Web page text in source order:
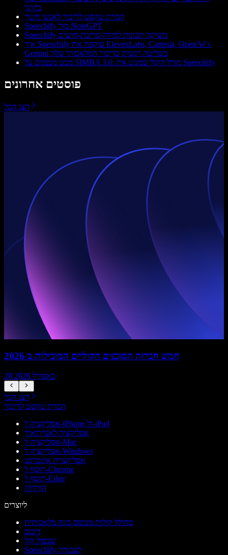
ביותר
המרת טקסט לדיבור לאנשי חינוך
Speechify מול NoteGPT
Speechify משיקה תכונות למידה מרובת-חושים
איך Speechify עוקפת את ElevenLabs, Cartesia, OpenAI ו-
Gemini בשליטה רגשית בדיבור המלאכותי שלה
מבט מבפנים על SIMBA 3.0: מודל הקול שמניע את Speechify
פוסטים אחרונים
הצג הכל
חמש חברות הסוכנים הקוליים המובילות ב-2026
28 באפריל 2026
הצג הכל
המרת טקסט לדיבור
אפליקציה ל-iPhone ול-iPad
אפליקציה לאנדרואיד
אפליקציה ל-Mac
אפליקציה ל-Windows
אפליקציית אינטרנט
תוסף ל-Chrome
תוסף ל-Edge
הורדות
ליוצרים
מחולל קולות מבוסס בינה מלאכותית
דיבוב
שכפול קול
Speechify לעבודה